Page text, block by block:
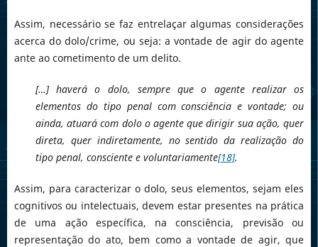
Assim, necessário se faz entrelaçar algumas considerações
acerca do dolo/crime, ou seja: a vontade de agir do agente
ante ao cometimento de um delito.
[…] haverá o dolo, sempre que o agente realizar os
elementos do tipo penal com consciência e vontade; ou
ainda, atuará com dolo o agente que dirigir sua ação, quer
direta, quer indiretamente, no sentido da realização do
tipo penal, consciente e voluntariamente[18].
Assim, para caracterizar o dolo, seus elementos, sejam eles
cognitivos ou intelectuais, devem estar presentes na prática
de uma ação específica, na consciência, previsão ou
representação do ato, bem como a vontade de agir, que